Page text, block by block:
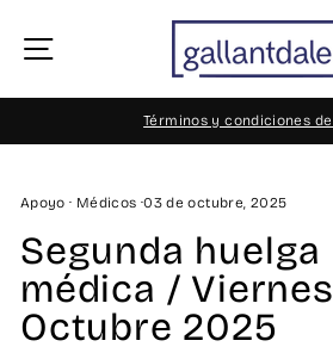
directamente
contenido
Términos y condiciones
Apoyo · Médicos ·03 de octubre, 2025
Segunda
médica /
Octubre 2025